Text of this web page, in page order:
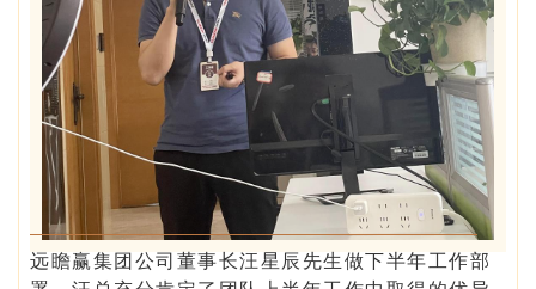
远瞻赢集团公司董事长汪星辰先生做下半年工作部